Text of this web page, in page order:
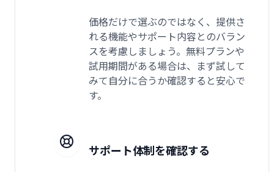
価格だけで選ぶのではなく、提供さ
れる機能やサポート内容とのバラン
スを考慮しましょう。無料プランや
試用期間がある場合は、まず試して
みて自分に合うか確認すると安心で
す。
サポート体制を確認する